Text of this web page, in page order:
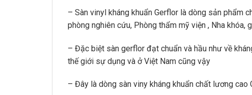
– Sàn vinyl kháng khuẩn Gerflor là dòng sản phẩm
phòng nghiên cứu, Phòng thẩm mỹ viện , Nha
– Đặc biệt sàn gerflor đạt chuẩn và hầu như về
thế giới sự dụng và ở Việt Nam cũng vậy
– Đây là dòng sàn viny kháng khuẩn chất lương cao